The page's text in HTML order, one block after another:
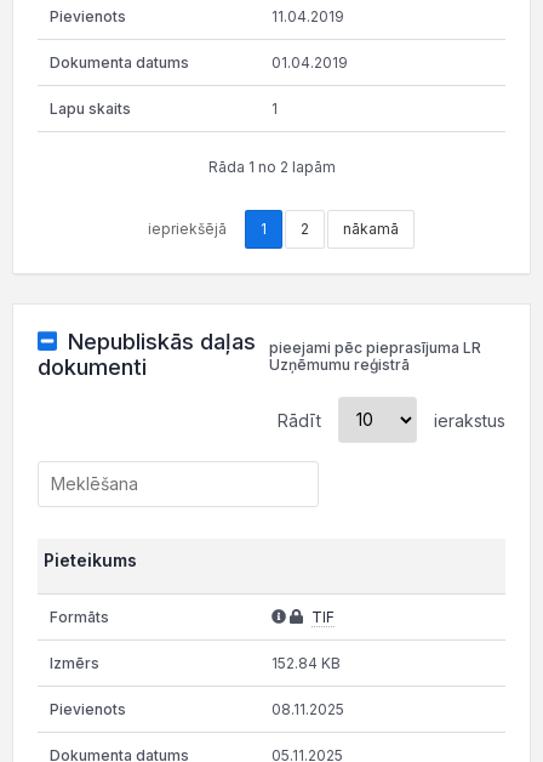
11.04.2019
01.04.2019
1
Rāda 1 no 2 lapām
iepriekšējā 1 2 nākamā
Nepubliskās daļas
dokumenti
pieejami pēc pieprasījuma LR
Uzņēmumu reģistrā
Rādīt ierakstus
Pieteikums
TIF
152.84 KB
08.11.2025
05.11.2025